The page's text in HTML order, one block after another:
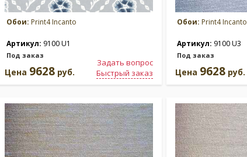
Terre di Toscana 2
Бренд:Print4
Под заказ
Бренд: Print4
В наличии
Обои: Print4 Incanto
Артикул: 9100 U1
Под заказ
Задать вопрос
Быстрый заказ
Цена 9628 руб.
Обои: Print4 Incanto
Артикул: 9100 U3
Под заказ
Цена 9628 руб.